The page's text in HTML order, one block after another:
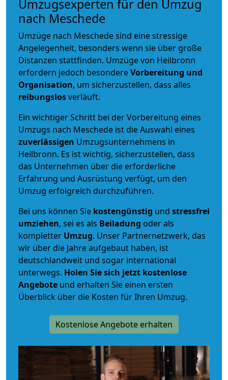
Umzugsexperten für den Umzug
nach Meschede
Umzüge nach Meschede sind eine stressige
Angelegenheit, besonders wenn sie über große
Distanzen stattfinden. Umzüge von Heilbronn
erfordern jedoch besondereVorbereitung und
Organisation, um sicherzustellen, dass alles
reibungslosverläuft.
Ein wichtiger Schritt bei der Vorbereitung eines
Umzugs nach Meschede ist die Auswahl eines
zuverlässigen Umzugsunternehmens in
Heilbronn. Es ist wichtig, sicherzustellen, dass
das Unternehmen über die erforderliche
Erfahrung und Ausrüstung verfügt, um den
Umzug erfolgreich durchzuführen.
Bei uns können Sie kostengünstig und stressfrei
umziehen, sei es als Beiladung oder als
kompletter Umzug. Unser Partnernetzwerk, das
wir über die Jahre aufgebaut haben, ist
deutschlandweit und sogar international
unterwegs. Holen Sie sich jetzt kostenlose
Angebote und erhalten Sie einen ersten
Überblick über die Kosten für Ihren Umzug.
Kostenlose Angebote erhalten